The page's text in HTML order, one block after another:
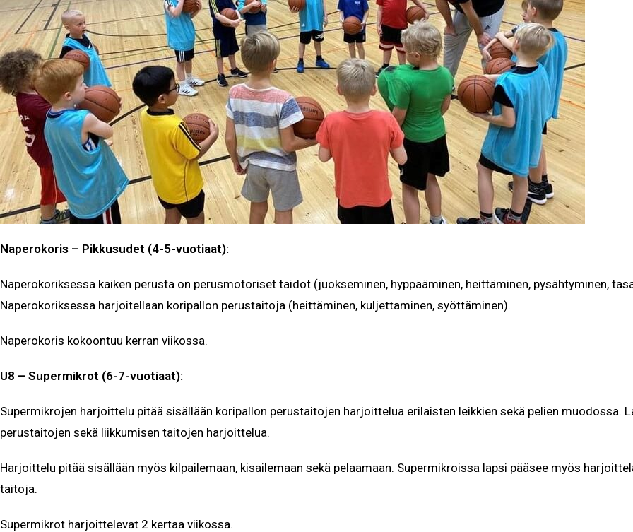
Naperokoris – Pikkusudet (4-5-vuotiaat):
Naperokoriksessa kaiken perusta on perusmotoriset taidot (juokseminen, hyppääminen, heittäminen, pysähtyminen,
Naperokoriksessa harjoitellaan koripallon perustaitoja (heittäminen, kuljettaminen, syöttäminen).
Naperokoris kokoontuu kerran viikossa.
U8 – Supermikrot (6-7-vuotiaat):
Supermikrojen harjoittelu pitää sisällään koripallon perustaitojen harjoittelua erilaisten leikkien sekä pelien
perustaitojen sekä liikkumisen taitojen harjoittelua.
Harjoittelu pitää sisällään myös kilpailemaan, kisailemaan sekä pelaamaan. Supermikroissa lapsi pääsee myös
taitoja.
Supermikrot harjoittelevat 2 kertaa viikossa.